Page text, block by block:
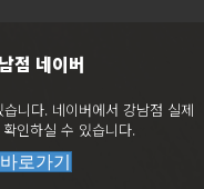
점 네이버
니다. 네이버에서 강남점 실제
인하실 수 있습니다.
로가기